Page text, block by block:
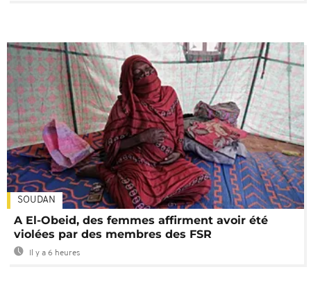
SOUDAN
A El-Obeid, des femmes affirment avoir été
violées par des membres des FSR
Il y a 6 heures